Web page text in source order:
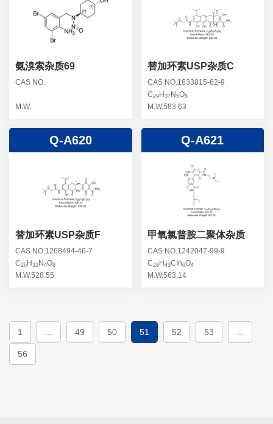
氨溴索杂质69
CAS NO.
M.W.
替加环素USP杂质C
CAS NO.1633815-62-9
C29H 37N 5O8
M.W.583.63
Q-A620
替加环素USP杂质F
CAS NO.1268494-46-7
C26 H 32 N 4O8
M.W.528.55
Q-A621
甲氧氯普胺二聚体杂质
CAS NO.1242047-99-9
C28H 43CIn6O4
M.W.563.14
1 49 50 51 52 53
56